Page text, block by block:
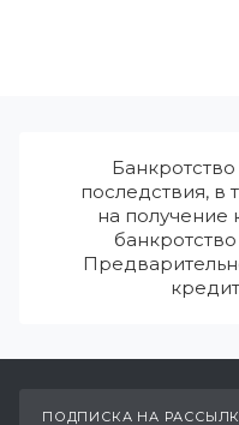
последствия, в
на получение
ПОДПИСКА НА